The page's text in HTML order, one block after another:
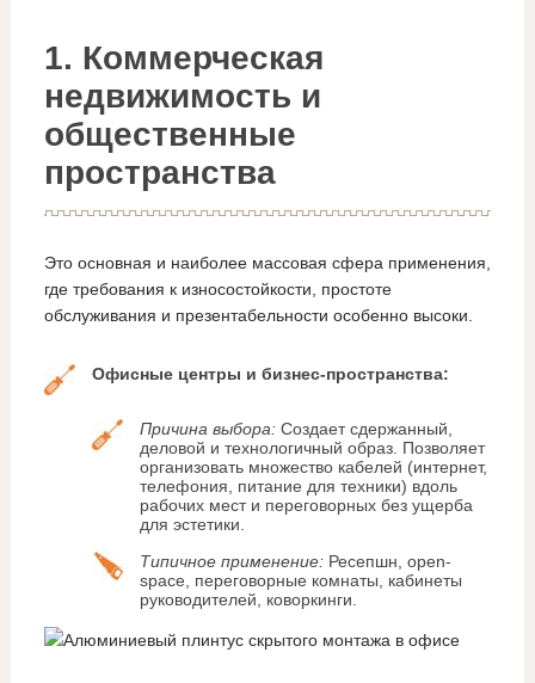
1. Коммерческая
недвижимость и
общественные
пространства
Это основная и наиболее массовая сфера применения,
где требования к износостойкости, простоте
обслуживания и презентабельности особенно высоки.
Офисные центры и бизнес-пространства:
Причина выбора:Создает сдержанный,
деловой и технологичный образ. Позволяет
организовать множество кабелей (интернет,
телефония, питание для техники) вдоль
рабочих мест и переговорных без ущерба
для эстетики.
Типичное применение:Ресепшн, open-
space, переговорные комнаты, кабинеты
руководителей, коворкинги.